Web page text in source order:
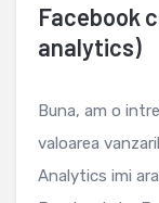
Facebook
analytics)
Buna, am o
valoarea
Analytics imi